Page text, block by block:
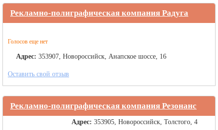
Рекламно-полиграфическая компания Радуга
Голосов еще нет
Адрес: 353907, Новороссийск, Анапское шоссе, 16
Оставить свой отзыв
Рекламно-полиграфическая компания Резонанс
Адрес: 353905, Новороссийск, Толстого, 4